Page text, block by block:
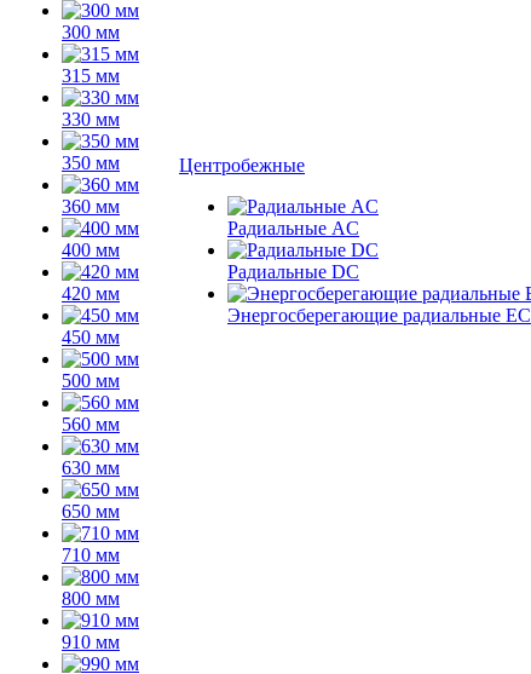
300 мм
315 мм
330 мм
350 мм
360 мм
400 мм
420 мм
450 мм
500 мм
560 мм
630 мм
650 мм
710 мм
800 мм
910 мм
Центробежные
Радиальные AC
Радиальные DC
Энергосберегающие радиальные EC